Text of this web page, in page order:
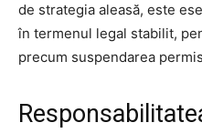
de strategia aleasă, este
în termenul legal stabilit,
precum suspendarea